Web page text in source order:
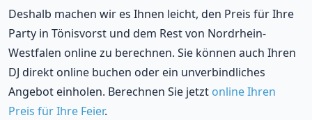
Deshalb machen wir es Ihnen leicht, den Preis für Ihre
Party in Tönisvorst und dem Rest von Nordrhein-
Westfalen online zu berechnen. Sie können auch Ihren
DJ direkt online buchen oder ein unverbindliches
Angebot einholen. Berechnen Sie jetzt online Ihren
Preis für Ihre Feier.